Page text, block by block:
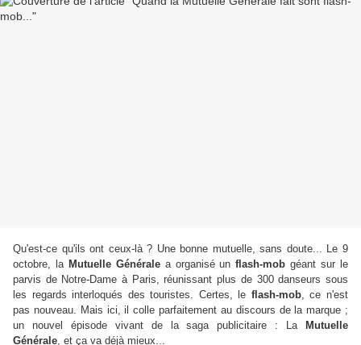
Qu'est-ce qu'ils ont ceux-là ? Une bonne mutuelle, sans doute... Le 9
octobre, la Mutuelle Généralea organisé unflash-mob géant sur le
parvis de Notre-Dame à Paris, réunissant plus de 300 danseurs sous
les regards interloqués des touristes. Certes, le flash-mob, ce n'est
pas nouveau. Mais ici, il colle parfaitement au discours de la marque ;
un nouvel épisode vivant de la saga publicitaire : La
Mutuelle
Générale, et ça va déjà mieux...